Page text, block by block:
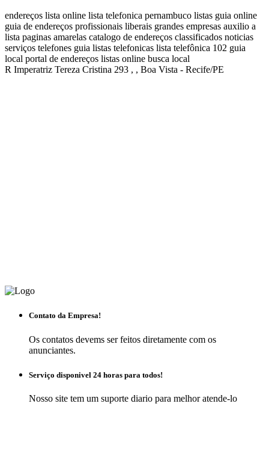
endereços lista online lista telefonica pernambuco listas guia online
guia de endereços profissionais liberais grandes empresas auxilio a
lista paginas amarelas catalogo de endereços classificados noticias
serviços telefones guia listas telefonicas lista telefônica 102 guia
local portal de endereços listas online busca local
R Imperatriz Tereza Cristina 293 , , Boa Vista - Recife/PE
Contato da Empresa!
Os contatos devems ser feitos diretamente com os
anunciantes.
Serviço disponivel 24 horas para todos!
Nosso site tem um suporte diario para melhor atende-lo